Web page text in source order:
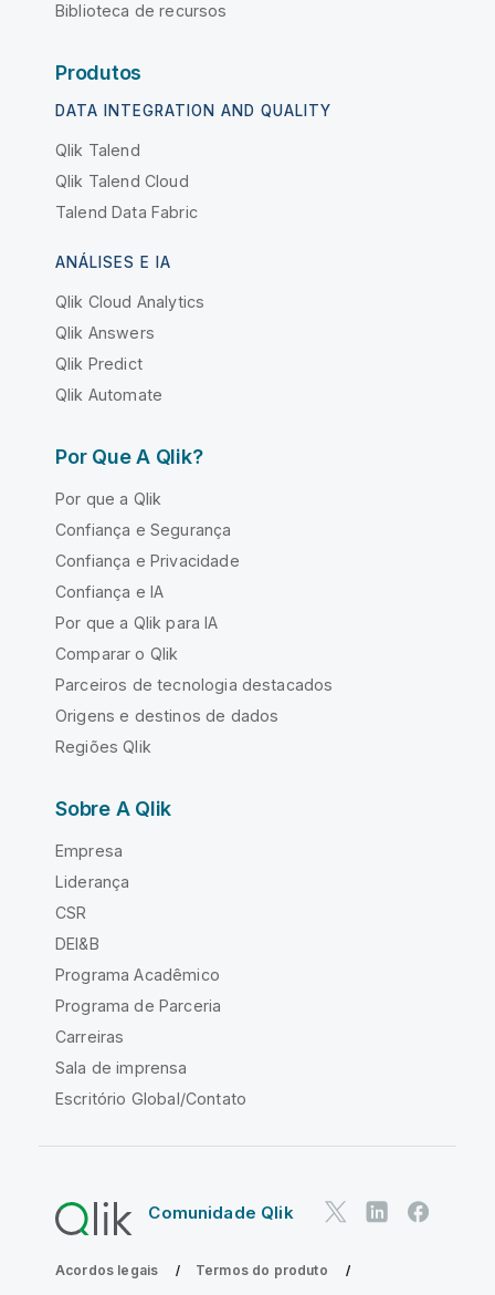
Biblioteca de recursos
Produtos
DATA INTEGRATION AND QUALITY
Qlik Talend
Qlik Talend Cloud
Talend Data Fabric
ANÁLISES E IA
Qlik Cloud Analytics
Qlik Answers
Qlik Predict
Qlik Automate
Por Que A Qlik?
Por que a Qlik
Confiança e Segurança
Confiança e Privacidade
Confiança e IA
Por que a Qlik para IA
Comparar o Qlik
Parceiros de tecnologia destacados
Origens e destinos de dados
Regiões Qlik
Sobre A Qlik
Empresa
Liderança
CSR
DEI&B
Programa Acadêmico
Programa de Parceria
Carreiras
Sala de imprensa
Escritório Global/Contato
Comunidade Qlik
Acordos legais
Termos do produto